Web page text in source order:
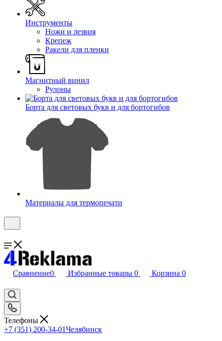
Инструменты
Ножи и лезвия
Крепеж
Ракели для пленки
Магнитный винил
Рулоны
Борта для световых букв и для бортогибов
Материалы для термопечати
Сравнение0 Избранные товары 0 Корзина 0
Телефоны
+7 (351) 200-34-01Челябинск